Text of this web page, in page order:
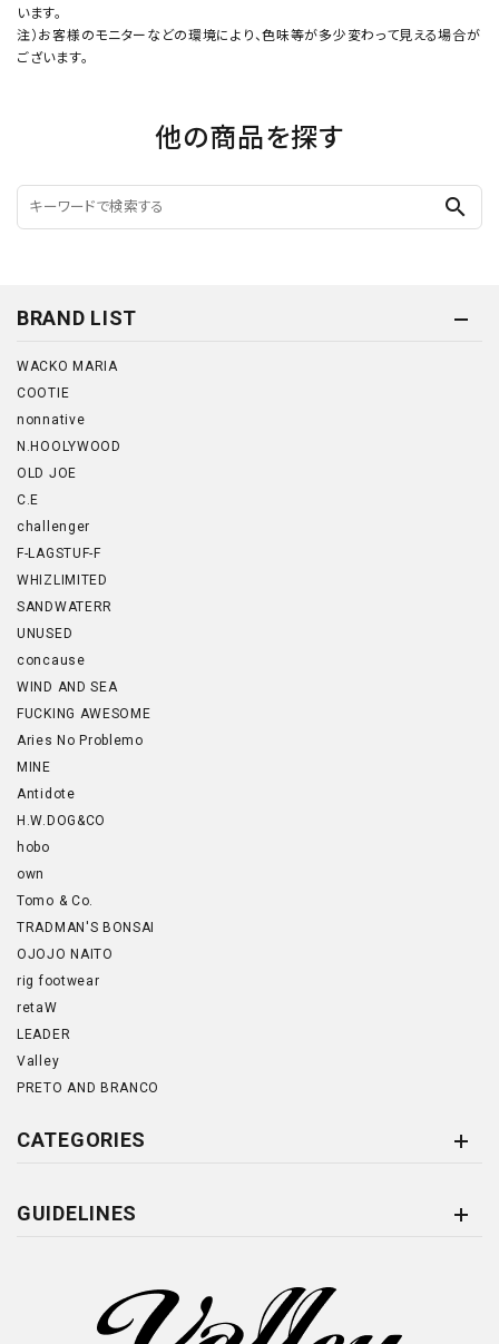
います。
注）お客様のモニターなどの環境により、色味等が多少変わって見える場合が
ございます。
他の商品を探す
search
BRAND LIST
WACKO MARIA
COOTIE
nonnative
N.HOOLYWOOD
OLD JOE
C.E
challenger
F-LAGSTUF-F
WHIZLIMITED
SANDWATERR
UNUSED
concause
WIND AND SEA
FUCKING AWESOME
Aries No Problemo
MINE
Antidote
H.W.DOG&CO
hobo
own
Tomo & Co.
TRADMAN'S BONSAI
OJOJO NAITO
rig footwear
retaW
LEADER
Valley
PRETO AND BRANCO
CATEGORIES
GUIDELINES